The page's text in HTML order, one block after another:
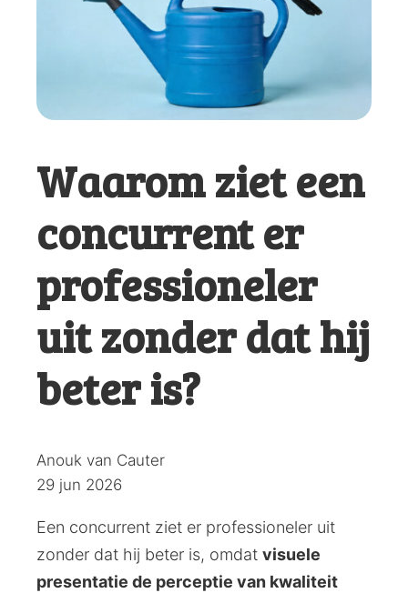
Waarom ziet een
concurrent er
professioneler
uit zonder dat hij
beter is?
Posted
by:
Anouk van Cauter
29 jun 2026
Een concurrent ziet er professioneler uit
zonder dat hij beter is, omdat visuele
presentatie de perceptie van kwaliteit